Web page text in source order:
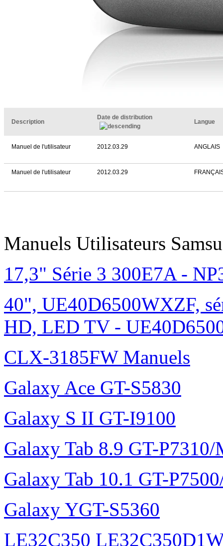
Description
Date de distribution
Langue
Manuel de l'utilisateur 2012.03.29 ANGLAIS
Manuel de l'utilisateur 2012.03.29
Manuels Utilisateurs
17,3" Série 3 300E7A -
40", UE40D6500WXZF,
HD, LED TV -
CLX-3185FW Manuels
Galaxy Ace GT-S5830
Galaxy S II GT-I9100
Galaxy Tab 8.9 GT-P7310/
Galaxy Tab 10.1 GT-
Galaxy YGT-S5360
LE32C350